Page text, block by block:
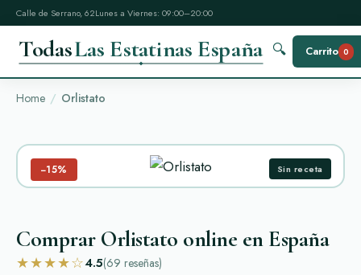
Calle de Serrano, 62Lunes a Viernes: 09:00–20:00
TodasLas Estatinas España 🔍 Carrito 0
Home Orlistato
−15% Sin receta
Comprar Orlistato online en España
★★★★☆4.5(69 reseñas)